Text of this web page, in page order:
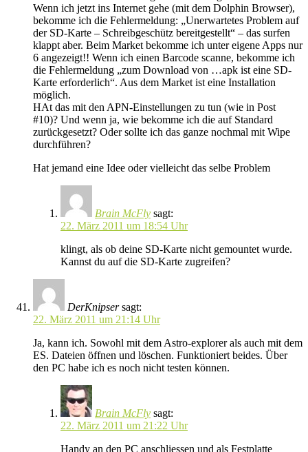
Wenn ich jetzt ins Internet gehe (mit dem Dolphin Browser),
bekomme ich die Fehlermeldung: „Unerwartetes Problem auf
der SD-Karte – Schreibgeschütz bereitgestellt“ – das surfen
klappt aber. Beim Market bekomme ich unter eigene Apps nur
6 angezeigt!! Wenn ich einen Barcode scanne, bekomme ich
die Fehlermeldung „zum Download von …apk ist eine SD-
Karte erforderlich“. Aus dem Market ist eine Installation
möglich.
HAt das mit den APN-Einstellungen zu tun (wie in Post
#10)? Und wenn ja, wie bekomme ich die auf Standard
zurückgesetzt? Oder sollte ich das ganze nochmal mit Wipe
durchführen?
Hat jemand eine Idee oder vielleicht das selbe Problem
Brain McFly sagt:
22. März 2011 um 18:54 Uhr
klingt, als ob deine SD-Karte nicht gemountet wurde.
Kannst du auf die SD-Karte zugreifen?
DerKnipser sagt:
22. März 2011 um 21:14 Uhr
Ja, kann ich. Sowohl mit dem Astro-explorer als auch mit dem
ES. Dateien öffnen und löschen. Funktioniert beides. Über
den PC habe ich es noch nicht testen können.
Brain McFly sagt:
22. März 2011 um 21:22 Uhr
Handy an den PC anschliessen und als Festplatte